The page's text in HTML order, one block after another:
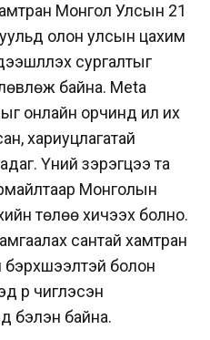
Монгол Улсын 21
олон улсын цахим
сургалтыг
байна. Меtа
онлайн орчинд илүү их
хариуцлагатай
Үүний зэрэгцээ та
Монголын
төлөө хичээх болно.
сантай хамтран
бэрхшээлтэй болон
рүү чиглэсэн
бэлэн байна.